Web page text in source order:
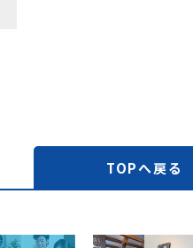
TOPへ戻る